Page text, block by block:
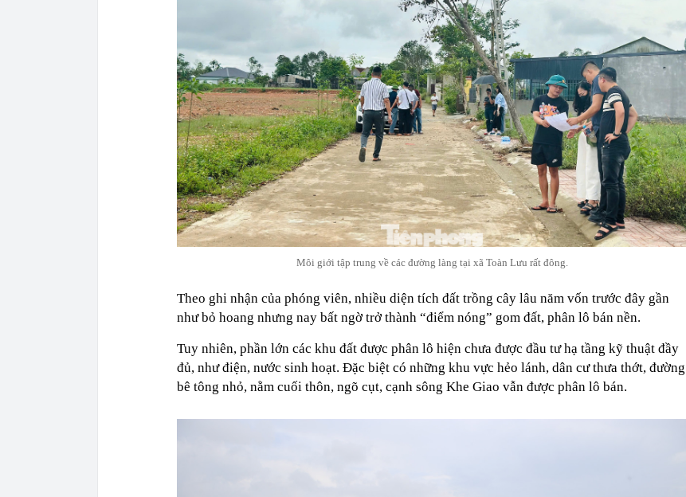
Môi giới tập trung về các đường làng tại xã Toàn Lưu rất đông.
Theo ghi nhận của phóng viên, nhiều diện tích đất trồng cây lâu năm vốn trước đây gần
như bỏ hoang nhưng nay bất ngờ trở thành “điểm nóng” gom đất, phân lô bán nền.
Tuy nhiên, phần lớn các khu đất được phân lô hiện chưa được đầu tư hạ tầng kỹ thuật đầy
đủ, như điện, nước sinh hoạt. Đặc biệt có những khu vực hẻo lánh, dân cư thưa thớt, đường
bê tông nhỏ, nằm cuối thôn, ngõ cụt, cạnh sông Khe Giao vẫn được phân lô bán.